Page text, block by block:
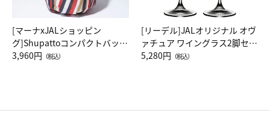
[マーナxJALショッピン
グ]Shupattoコンパクトバッグ
Drop JAL客室乗務員（LC）ス
3,960円 （税込）
[リーデル]JALオリジナル オヴ
ァチュア ワイングラス2脚セッ
ト（レッドワイン）
5,280円 （税込）